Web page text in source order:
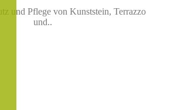
und Pflege von Kunststein, Terrazzo
und..